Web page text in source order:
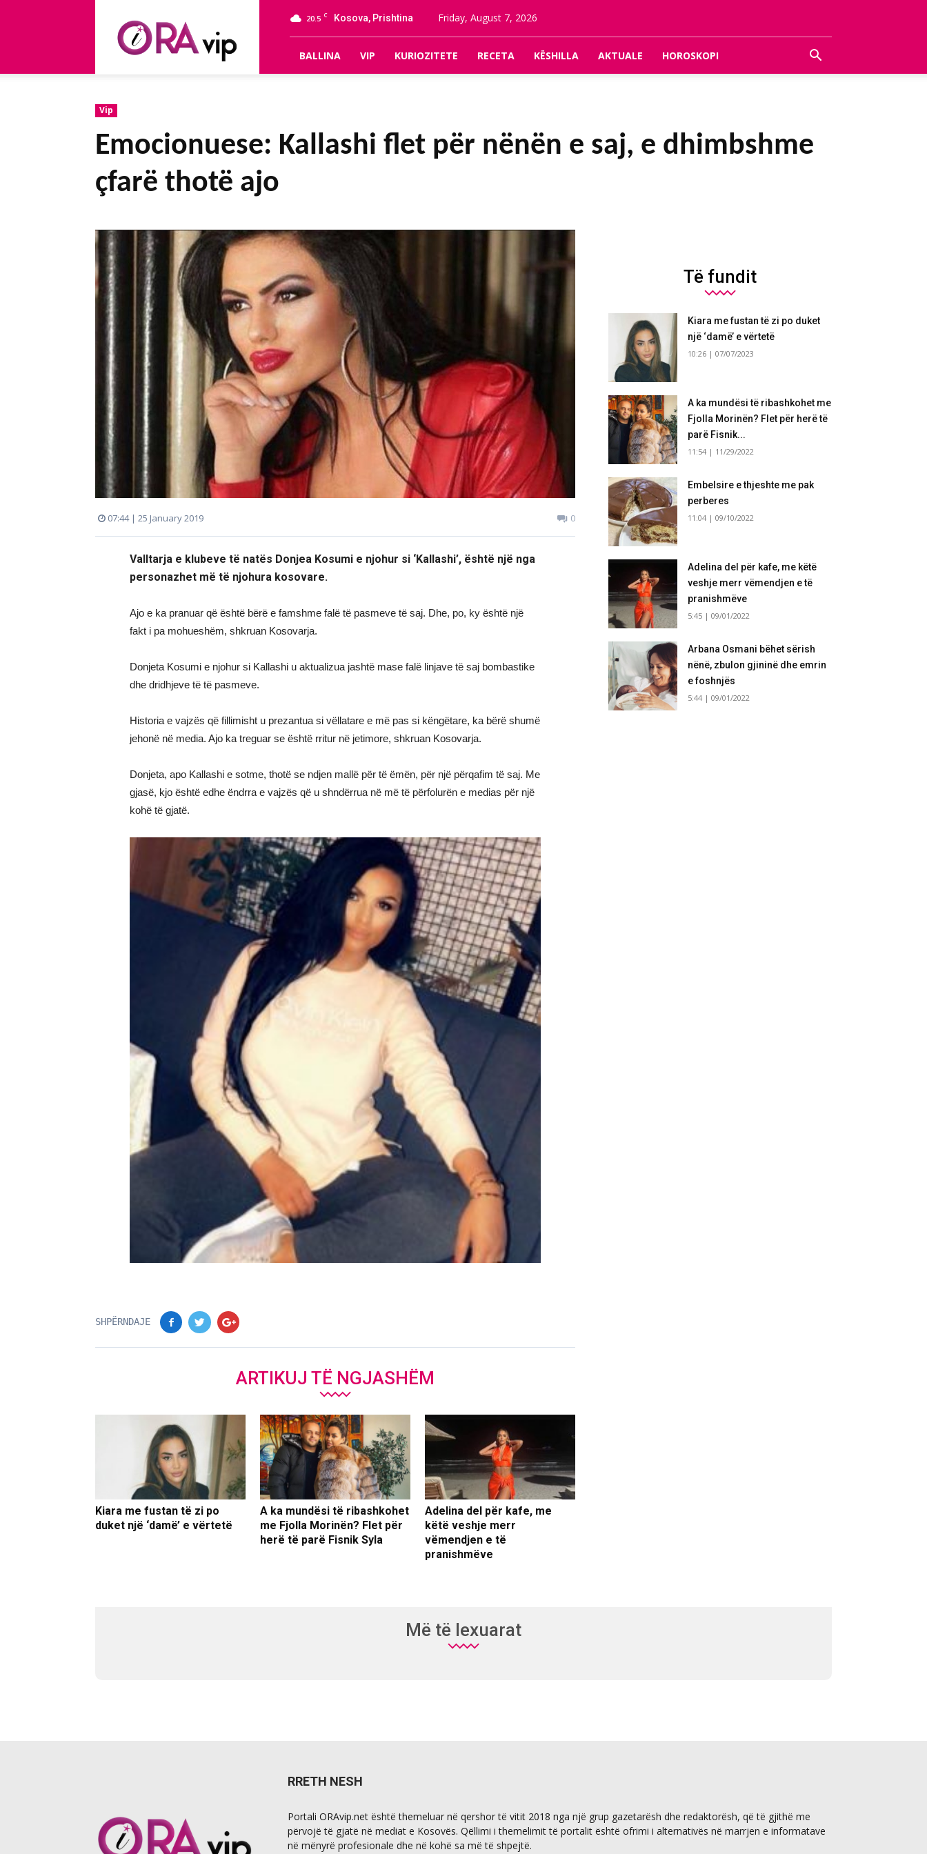
20.5 C Kosova, Prishtina Friday, August 7, 2026
BALLINA VIP KURIOZITETE RECETA KËSHILLA AKTUALE HOROSKOPI
Vip
Emocionuese: Kallashi flet për nënën e saj, e dhimbshme
çfarë thotë ajo
07:44 | 25 January 2019 0
Valltarja e klubeve të natës Donjea Kosumi e njohur si ‘Kallashi’, është një nga
personazhet më të njohura kosovare.
Ajo e ka pranuar që është bërë e famshme falë të pasmeve të saj. Dhe, po, ky është një
fakt i pa mohueshëm, shkruan Kosovarja.
Donjeta Kosumi e njohur si Kallashi u aktualizua jashtë mase falë linjave të saj bombastike
dhe dridhjeve të të pasmeve.
Historia e vajzës që fillimisht u prezantua si vëllatare e më pas si këngëtare, ka bërë shumë
jehonë në media. Ajo ka treguar se është rritur në jetimore, shkruan Kosovarja.
Donjeta, apo Kallashi e sotme, thotë se ndjen mallë për të ëmën, për një përqafim të saj. Me
gjasë, kjo është edhe ëndrra e vajzës që u shndërrua në më të përfolurën e medias për një
kohë të gjatë.
SHPËRNDAJE
ARTIKUJ TË NGJASHËM
Kiara me fustan të zi po
duket një ‘damë’ e vërtetë
A ka mundësi të ribashkohet
me Fjolla Morinën? Flet për
herë të parë Fisnik Syla
Adelina del për kafe, me
këtë veshje merr
vëmendjen e të
pranishmëve
Të fundit
Kiara me fustan të zi po duket
një ‘damë’ e vërtetë
10:26 | 07/07/2023
A ka mundësi të ribashkohet me
Fjolla Morinën? Flet për herë të
parë Fisnik...
11:54 | 11/29/2022
Embelsire e thjeshte me pak
perberes
11:04 | 09/10/2022
Adelina del për kafe, me këtë
veshje merr vëmendjen e të
pranishmëve
5:45 | 09/01/2022
Arbana Osmani bëhet sërish
nënë, zbulon gjininë dhe emrin
e foshnjës
5:44 | 09/01/2022
Më të lexuarat
RRETH NESH
Portali ORAvip.net është themeluar në qershor të vitit 2018 nga një grup gazetarësh dhe redaktorësh, që të gjithë me
përvojë të gjatë në mediat e Kosovës. Qëllimi i themelimit të portalit është ofrimi i alternativës në marrjen e informatave
në mënyrë profesionale dhe në kohë sa më të shpejtë.